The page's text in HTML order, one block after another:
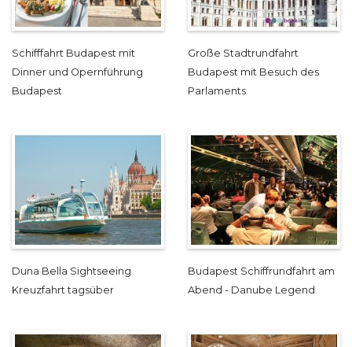
Schifffahrt Budapest mit
Dinner und Opernführung
Budapest
Große Stadtrundfahrt
Budapest mit Besuch des
Parlaments
Duna Bella Sightseeing
Kreuzfahrt tagsüber
Budapest Schiffrundfahrt am
Abend - Danube Legend